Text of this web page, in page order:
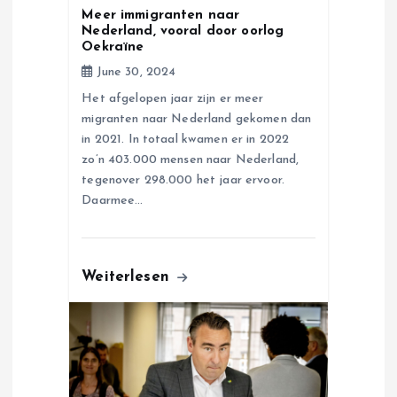
Meer immigranten naar
Nederland, vooral door oorlog
Oekraïne
June 30, 2024
Het afgelopen jaar zijn er meer
migranten naar Nederland gekomen dan
in 2021. In totaal kwamen er in 2022
zo’n 403.000 mensen naar Nederland,
tegenover 298.000 het jaar ervoor.
Daarmee…
Weiterlesen